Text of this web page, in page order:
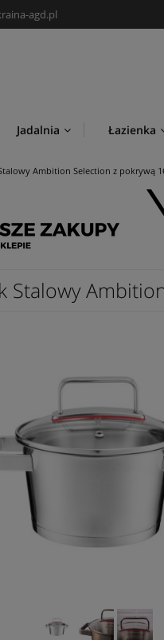
agd.pl
Jadalnia Łazienka
Nowości
Ambition Selection z pokrywą
Stalowy